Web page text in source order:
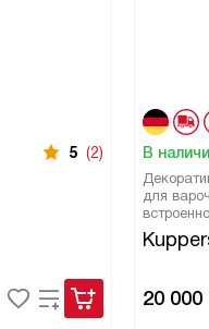
5 (2) В
для
20 000